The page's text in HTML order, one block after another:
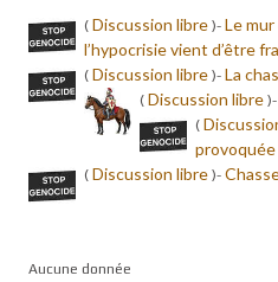
( Discussion libre )- Le
l’hypocrisie vient d’être
( Discussion libre )- La
( Discussion libre )-
(
provoquée
( Discussion libre )-
Aucune donnée